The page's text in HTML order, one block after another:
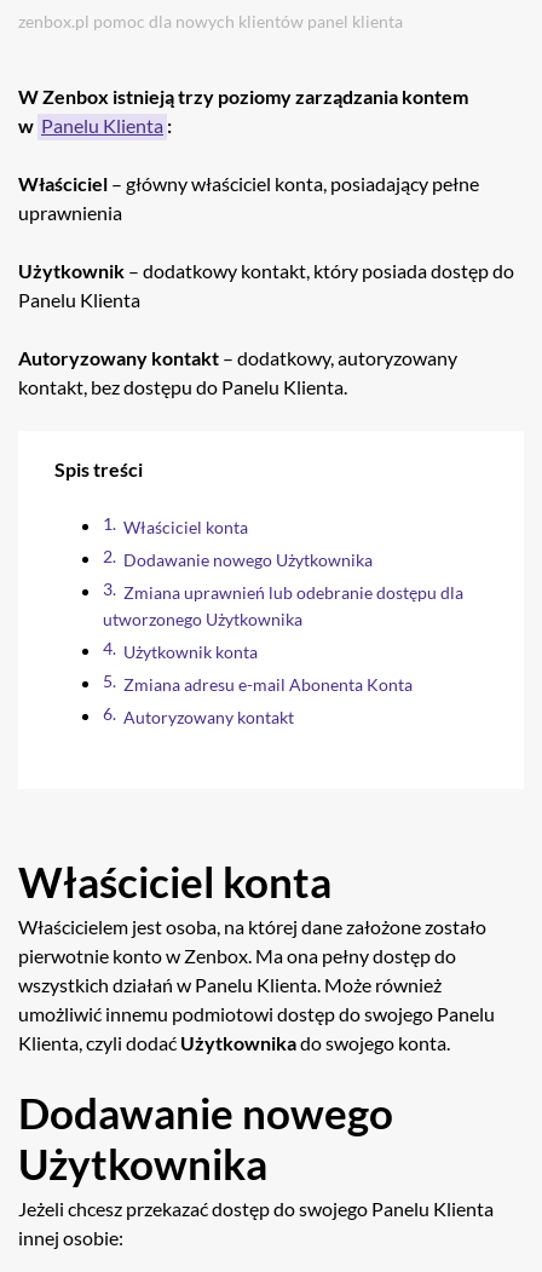
zenbox.pl pomoc dla nowych klientów panel klienta
W Zenbox istnieją trzy poziomy zarządzania kontem
w Panelu Klienta :
Właściciel – główny właściciel konta, posiadający pełne
uprawnienia
Użytkownik – dodatkowy kontakt, który posiada dostęp do
Panelu Klienta
Autoryzowany kontakt – dodatkowy, autoryzowany
kontakt, bez dostępu do Panelu Klienta.
Spis treści
Właściciel konta
Dodawanie nowego Użytkownika
Zmiana uprawnień lub odebranie dostępu dla
utworzonego Użytkownika
Użytkownik konta
Zmiana adresu e-mail Abonenta Konta
Autoryzowany kontakt
Właściciel konta
Właścicielem jest osoba, na której dane założone zostało
pierwotnie konto w Zenbox. Ma ona pełny dostęp do
wszystkich działań w Panelu Klienta. Może również
umożliwić innemu podmiotowi dostęp do swojego Panelu
Klienta, czyli dodać Użytkownikado swojego konta.
Dodawanie nowego
Użytkownika
Jeżeli chcesz przekazać dostęp do swojego Panelu Klienta
innej osobie: